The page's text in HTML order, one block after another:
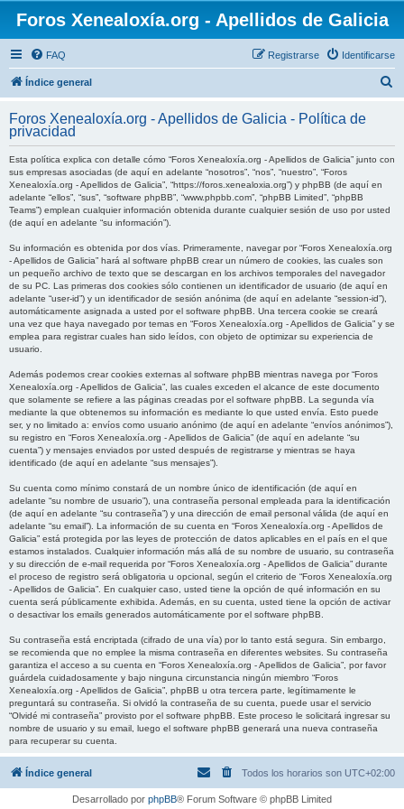
Foros Xenealoxía.org - Apellidos de Galicia
FAQ Identificarse
Registrarse
Índice general
c
Foros Xenealoxía.org - Apellidos de Galicia - Política de
privacidad
Esta política explica con detalle cómo “Foros Xenealoxía.org - Apellidos de Galicia” junto con
sus empresas asociadas (de aquí en adelante “nosotros”, “nos”, “nuestro”, “Foros
Xenealoxía.org - Apellidos de Galicia”, “https://foros.xenealoxia.org”) y phpBB (de aquí en
adelante “ellos”, “sus”, “software phpBB”, “www.phpbb.com”, “phpBB Limited”, “phpBB
Teams”) emplean cualquier información obtenida durante cualquier sesión de uso por usted
(de aquí en adelante “su información”).
Su información es obtenida por dos vías. Primeramente, navegar por “Foros Xenealoxía.org
- Apellidos de Galicia” hará al software phpBB crear un número de cookies, las cuales son
un pequeño archivo de texto que se descargan en los archivos temporales del navegador
de su PC. Las primeras dos cookies sólo contienen un identificador de usuario (de aquí en
adelante “user-id”) y un identificador de sesión anónima (de aquí en adelante “session-id”),
automáticamente asignada a usted por el software phpBB. Una tercera cookie se creará
una vez que haya navegado por temas en “Foros Xenealoxía.org - Apellidos de Galicia” y se
emplea para registrar cuales han sido leídos, con objeto de optimizar su experiencia de
usuario.
Además podemos crear cookies externas al software phpBB mientras navega por “Foros
Xenealoxía.org - Apellidos de Galicia”, las cuales exceden el alcance de este documento
que solamente se refiere a las páginas creadas por el software phpBB. La segunda vía
mediante la que obtenemos su información es mediante lo que usted envía. Esto puede
ser, y no limitado a: envíos como usuario anónimo (de aquí en adelante “envíos anónimos”),
su registro en “Foros Xenealoxía.org - Apellidos de Galicia” (de aquí en adelante “su
cuenta”) y mensajes enviados por usted después de registrarse y mientras se haya
identificado (de aquí en adelante “sus mensajes”).
Su cuenta como mínimo constará de un nombre único de identificación (de aquí en
adelante “su nombre de usuario”), una contraseña personal empleada para la identificación
(de aquí en adelante “su contraseña”) y una dirección de email personal válida (de aquí en
adelante “su email”). La información de su cuenta en “Foros Xenealoxía.org - Apellidos de
Galicia” está protegida por las leyes de protección de datos aplicables en el país en el que
estamos instalados. Cualquier información más allá de su nombre de usuario, su contraseña
y su dirección de e-mail requerida por “Foros Xenealoxía.org - Apellidos de Galicia” durante
el proceso de registro será obligatoria u opcional, según el criterio de “Foros Xenealoxía.org
- Apellidos de Galicia”. En cualquier caso, usted tiene la opción de qué información en su
cuenta será públicamente exhibida. Además, en su cuenta, usted tiene la opción de activar
o desactivar los emails generados automáticamente por el software phpBB.
Su contraseña está encriptada (cifrado de una vía) por lo tanto está segura. Sin embargo,
se recomienda que no emplee la misma contraseña en diferentes websites. Su contraseña
garantiza el acceso a su cuenta en “Foros Xenealoxía.org - Apellidos de Galicia”, por favor
guárdela cuidadosamente y bajo ninguna circunstancia ningún miembro “Foros
Xenealoxía.org - Apellidos de Galicia”, phpBB u otra tercera parte, legítimamente le
preguntará su contraseña. Si olvidó la contraseña de su cuenta, puede usar el servicio
“Olvidé mi contraseña” provisto por el software phpBB. Este proceso le solicitará ingresar su
nombre de usuario y su email, luego el software phpBB generará una nueva contraseña
para recuperar su cuenta.
Índice general Todos los horarios son UTC+02:00
Desarrollado por phpBB® Forum Software © phpBB Limited